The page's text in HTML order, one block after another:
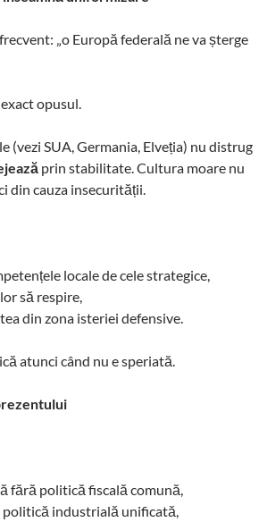
„o Europă federală ne va șterge
opusul.
(vezi SUA, Germania, Elveția) nu distrug
prin stabilitate. Cultura moare nu
din cauza insecurității.
locale de cele strategice,
să respire,
din zona isteriei defensive.
atunci când nu e speriată.
fără politică fiscală comună,
industrială unificată,